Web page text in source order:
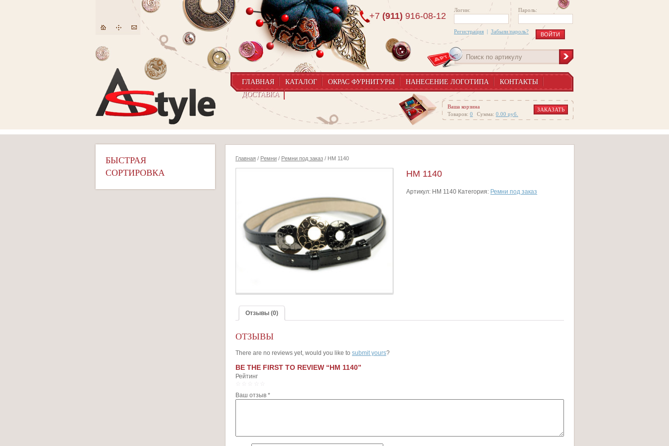
Логин: Пароль:
Регистрация | Забыли пароль?
+7 (911) 916-08-12
ГЛАВНАЯ КАТАЛОГ ОКРАС ФУРНИТУРЫ НАНЕСЕНИЕ ЛОГОТИПА
КОНТАКТЫ
ДОСТАВКА
Ваша корзина
Товаров: 0 Сумма: 0.00 руб.
ЗАКАЗАТЬ
БЫСТРАЯ
СОРТИРОВКА
Главная / Ремни / Ремни под заказ / HM 1140
HM 1140
Артикул: HM 1140 Категория: Ремни под заказ
Отзывы (0)
ОТЗЫВЫ
There are no reviews yet, would you like to submit yours?
BE THE FIRST TO REVIEW “HM 1140”
Рейтинг
Ваш отзыв *